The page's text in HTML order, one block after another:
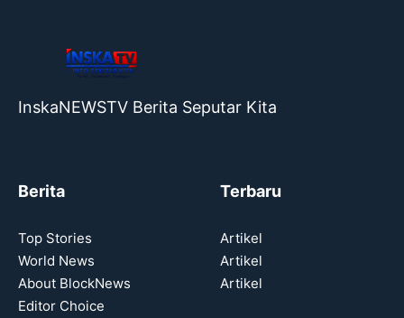
InskaNEWSTV Berita Seputar Kita
Berita
Top Stories
World News
About BlockNews
Editor Choice
Terbaru
Artikel
Artikel
Artikel